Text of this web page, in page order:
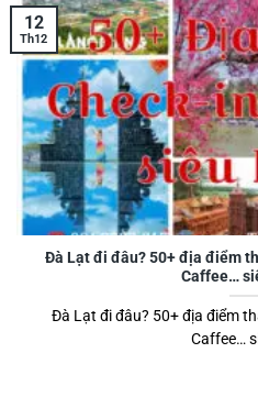
Đà Lạt đi đâu? 50+ địa điểm
Caffee…
Đà Lạt đi đâu? 50+ địa điểm
Caffee…
12
Th12